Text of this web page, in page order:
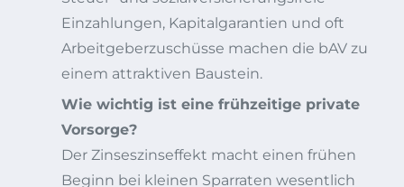
Einzahlungen, Kapitalgarantien und oft
Arbeitgeberzuschüsse machen die bAV zu
einem attraktiven Baustein.
Wie wichtig ist eine frühzeitige private
Vorsorge?
Der Zinseszinseffekt macht einen frühen
Beginn bei kleinen Sparraten wesentlich